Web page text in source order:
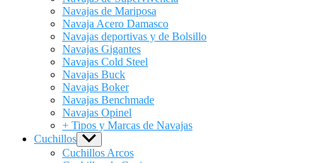
Navajas de Mariposa
Navaja Acero Damasco
Navajas deportivas y de Bolsillo
Navajas Gigantes
Navajas Cold Steel
Navajas Buck
Navajas Boker
Navajas Benchmade
Navajas Opinel
+ Tipos y Marcas de Navajas
Cuchillos Show
sub
menu
Cuchillos Arcos